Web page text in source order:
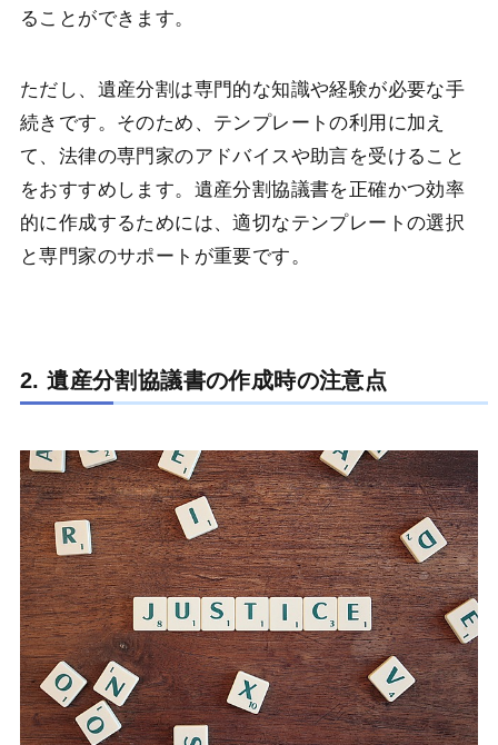
ることができます。
ただし、遺産分割は専門的な知識や経験が必要な手
続きです。そのため、テンプレートの利用に加え
て、法律の専門家のアドバイスや助言を受けること
をおすすめします。遺産分割協議書を正確かつ効率
的に作成するためには、適切なテンプレートの選択
と専門家のサポートが重要です。
2. 遺産分割協議書の作成時の注意点